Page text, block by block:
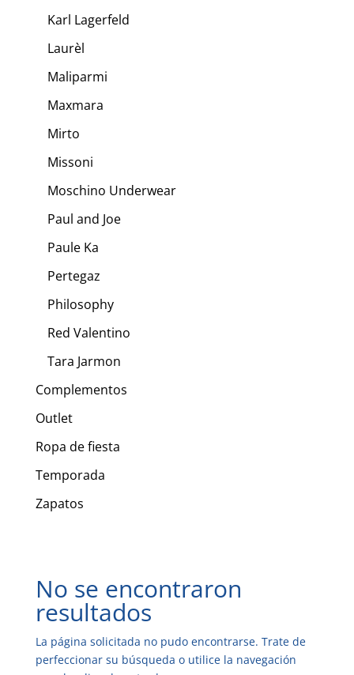
Karl Lagerfeld
Laurèl
Maliparmi
Maxmara
Mirto
Missoni
Moschino Underwear
Paul and Joe
Paule Ka
Pertegaz
Philosophy
Red Valentino
Tara Jarmon
Complementos
Outlet
Ropa de fiesta
Temporada
Zapatos
No se encontraron
resultados
La página solicitada no pudo encontrarse. Trate de
perfeccionar su búsqueda o utilice la navegación